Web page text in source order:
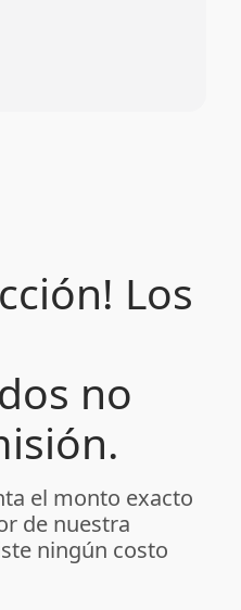
Los
no
el monto exacto
de nuestra
ningún costo